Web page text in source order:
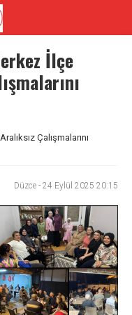
İlçe
Çalışmalarını
Düzce - 24 Eylül 2025 20:15